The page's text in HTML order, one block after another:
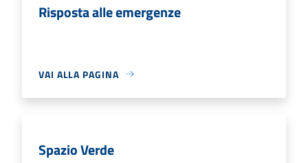
Risposta alle emergenze
VAI ALLA PAGINA
Spazio Verde